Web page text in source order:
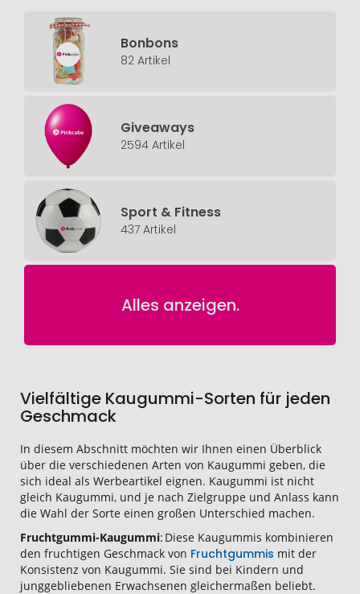
Bonbons
82 Artikel
Giveaways
2594 Artikel
Sport & Fitness
437 Artikel
Alles anzeigen.
Vielfältige Kaugummi-Sorten für jeden
Geschmack
In diesem Abschnitt möchten wir Ihnen einen Überblick
über die verschiedenen Arten von Kaugummi geben, die
sich ideal als Werbeartikel eignen. Kaugummi ist nicht
gleich Kaugummi, und je nach Zielgruppe und Anlass kann
die Wahl der Sorte einen großen Unterschied machen.
Fruchtgummi-Kaugummi: Diese Kaugummis kombinieren
den fruchtigen Geschmack von Fruchtgummis mit der
Konsistenz von Kaugummi. Sie sind bei Kindern und
junggebliebenen Erwachsenen gleichermaßen beliebt.